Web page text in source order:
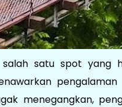
salah satu spot yang
menegangkan,